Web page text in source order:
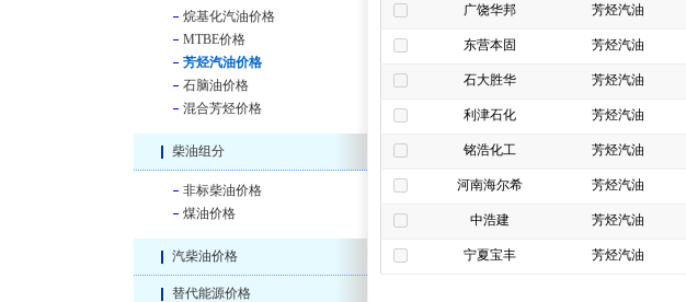
烷基化汽油价格
MTBE价格
芳烃汽油价格
石脑油价格
混合芳烃价格
柴油组分
非标柴油价格
煤油价格
汽柴油价格
替代能源价格
广饶华邦 芳烃汽油
东营本固 芳烃汽油
石大胜华 芳烃汽油
利津石化 芳烃汽油
铭浩化工 芳烃汽油
河南海尔希 芳烃汽油
中浩建 芳烃汽油
宁夏宝丰 芳烃汽油